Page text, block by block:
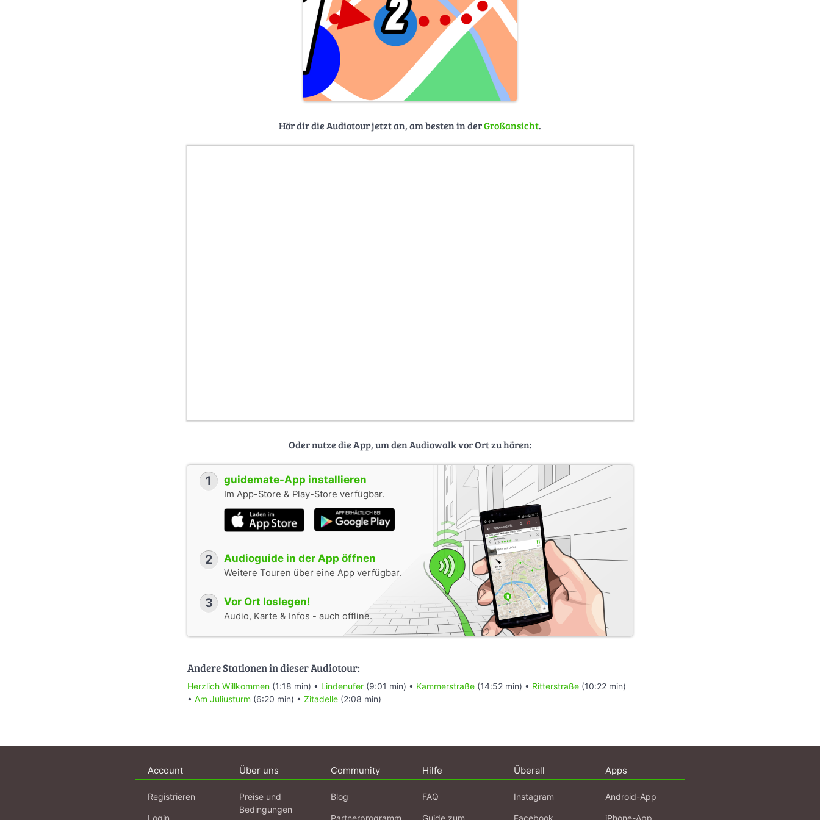
Hör dir die Audiotour jetzt an, am besten in derGroßansicht.
Oder nutze die App, um den Audiowalk vor Ort zu hören:
1 guidemate-App installieren
Im App-Store & Play-Store verfügbar.
2 Audioguide in der App öffnen
Weitere Touren über eine App verfügbar.
3 Vor Ort loslegen!
Audio, Karte & Infos - auch offline.
Andere Stationen in dieser Audiotour:
Herzlich Willkommen (1:18 min) • Lindenufer (9:01 min) • Kammerstraße (14:52 min) • Ritterstraße (10:22 min)
• Am Juliusturm (6:20 min) • Zitadelle (2:08 min)
Account
Registrieren
Login
Über uns
Preise und
Bedingungen
Community
Blog
Partnerprogramm
Hilfe
FAQ
Guide zum
Überall
Instagram
Facebook
Apps
Android-App
iPhone-App